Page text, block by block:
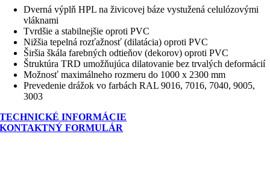
Dverná výplň HPL na živicovej báze vystužená celulózovými
vláknami
Tvrdšie a stabilnejšie oproti PVC
Nižšia tepelná rozťažnosť (dilatácia) oproti PVC
Širšia škála farebných odtieňov (dekorov) oproti PVC
Štruktúra TRD umožňujúca dilatovanie bez trvalých deformácií
Možnosť maximálneho rozmeru do 1000 x 2300 mm
Prevedenie drážok vo farbách RAL 9016, 7016, 7040, 9005,
3003
TECHNICKÉ INFORMÁCIE
KONTAKTNÝ FORMULÁR